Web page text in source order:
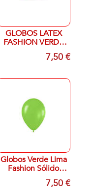
GLOBOS LATEX
FASHION VERDE
30 CTM 50
UNIDADES R-12
7,50 €
Globos Verde Lima
Fashion Sólido
30cm Sempertex
R12-031 (50)7,50 €